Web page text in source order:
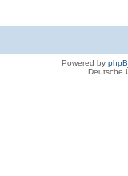
Powered by
Deutsche